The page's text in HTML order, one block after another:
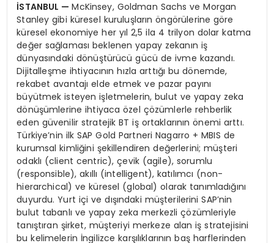
İSTANBUL —McKinsey, Goldman Sachs ve Morgan
Stanley gibi küresel kuruluşların öngörülerine göre
küresel ekonomiye her yıl 2,5 ila 4 trilyon dolar katma
değer sağlaması beklenen yapay zekanın iş
dünyasındaki dönüştürücü gücü de ivme kazandı.
Dijitalleşme ihtiyacının hızla arttığı bu dönemde,
rekabet avantajı elde etmek ve pazar payını
büyütmek isteyen işletmelerin, bulut ve yapay zeka
dönüşümlerine ihtiyaca özel çözümlerle rehberlik
eden güvenilir stratejik BT iş ortaklarının önemi arttı.
Türkiye’nin ilk SAP Gold Partneri Nagarro + MBIS de
kurumsal kimliğini şekillendiren değerlerini; müşteri
odaklı (client centric), çevik (agile), sorumlu
(responsible), akıllı (intelligent), katılımcı (non-
hierarchical) ve küresel (global) olarak tanımladığını
duyurdu. Yurt içi ve dışındaki müşterilerini SAP’nin
bulut tabanlı ve yapay zeka merkezli çözümleriyle
tanıştıran şirket, müşteriyi merkeze alan iş stratejisini
bu kelimelerin İngilizce karşılıklarının baş harflerinden